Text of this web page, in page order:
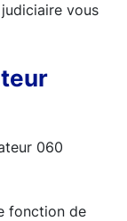
vous
060
fonction de